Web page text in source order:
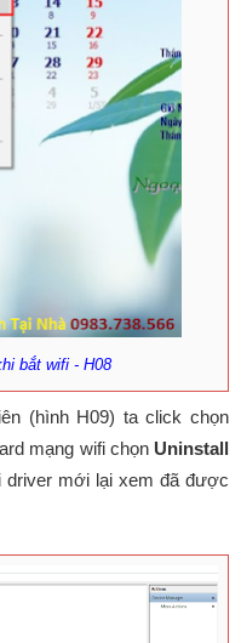
bắt wifi - H08
(hình H09) ta click chọn
mạng wifi chọn Uninstall
driver mới lại xem đã được